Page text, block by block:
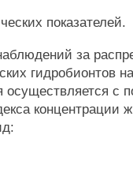
показателей.
за
гидробионтов
осуществляется с
концентрации